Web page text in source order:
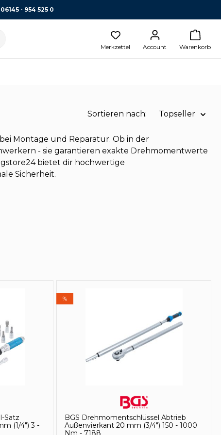
06145 - 954 525 0
Merkzettel Account Warenkorb
Sortieren nach: Topseller
Name A-Z
Name Z-A
Montage und Reparatur. Ob in der
- sie garantieren exakte Drehmomentwerte
bietet dir hochwertige
Sicherheit.
Satz
(1/4") 3 -
%
BGS Drehmomentschlüssel Abtrieb
Außenvierkant 20 mm (3/4") 150 - 1000
Nm - 7188